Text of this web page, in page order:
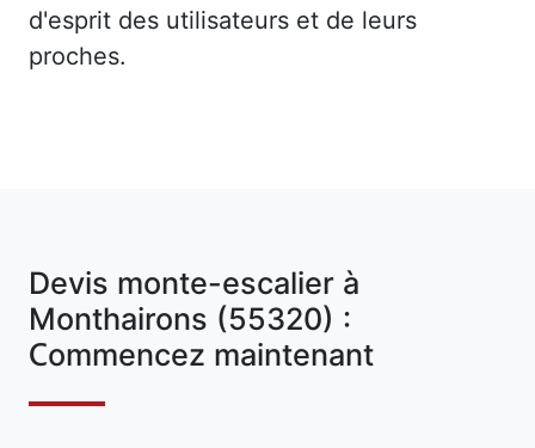
d'esprit des utilisateurs et de leurs
proches.
Devis monte-escalier à
Monthairons (55320) :
Commencez maintenant